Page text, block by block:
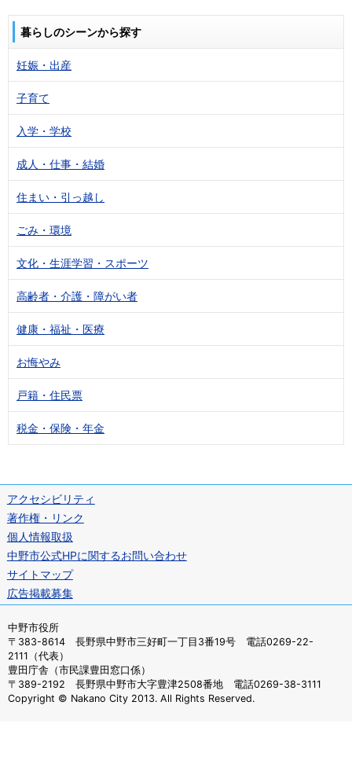
暮らしのシーンから探す
妊娠・出産
子育て
入学・学校
成人・仕事・結婚
住まい・引っ越し
ごみ・環境
文化・生涯学習・スポーツ
高齢者・介護・障がい者
健康・福祉・医療
お悔やみ
戸籍・住民票
税金・保険・年金
アクセシビリティ
著作権・リンク
個人情報取扱
中野市公式HPに関するお問い合わせ
サイトマップ
広告掲載募集
中野市役所
〒383-8614 長野県中野市三好町一丁目3番19号 電話0269-22-
2111（代表）
豊田庁舎（市民課豊田窓口係）
〒389-2192 長野県中野市大字豊津2508番地 電話0269-38-3111
Copyright © Nakano City 2013. All Rights Reserved.